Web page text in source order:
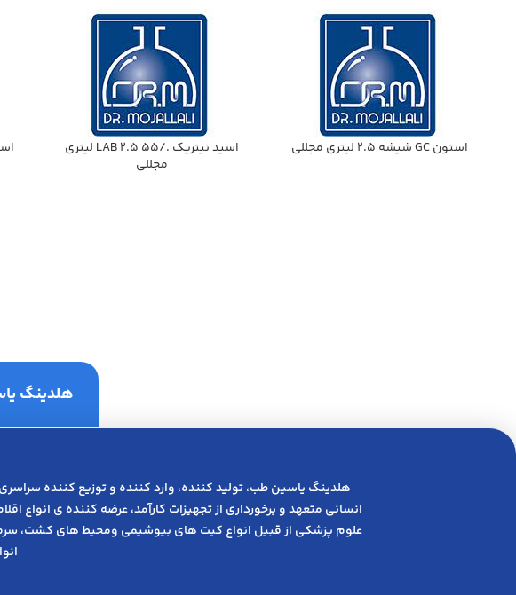
استون GC شيشه 2.5 ليتري مجللي
اسيد نيتريك ./55 LAB 2.5 ليتري
مجللي
هلدینگ
هلدینگ یاسین طب، تولید کننده، وارد کننده و توزیع کننده
انسانی متعهد و ﺑﺮﺧﻮرداری از ﺗﺠﻬﯿﺰات ﮐﺎرآﻣﺪ، عرضه کننده ی
علوم پزشکی از قبیل انواع کیت های بیوشیمی ومحیط های کشت،